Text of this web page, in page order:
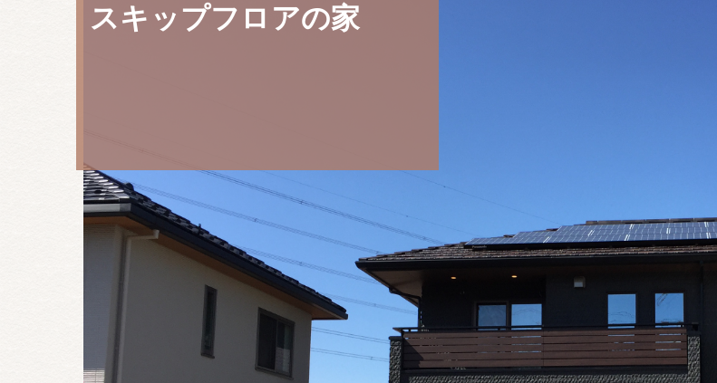
スキップフロアの家